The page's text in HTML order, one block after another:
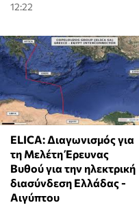
12:22
ELICA: Διαγωνισμός για
τη Μελέτη Έρευνας
Βυθού για την ηλεκτρική
διασύνδεση Ελλάδας -
Αιγύπτου